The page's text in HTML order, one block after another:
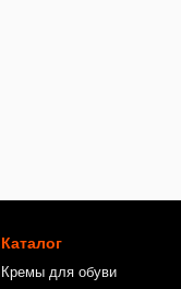
Каталог
Кремы для обуви